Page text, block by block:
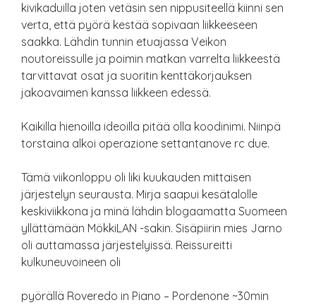
kivikaduilla joten vetäsin sen nippusiteellä kiinni sen
verta, että pyörä kestää sopivaan liikkeeseen
saakka. Lähdin tunnin etuajassa Veikon
noutoreissulle ja poimin matkan varrelta liikkeestä
tarvittavat osat ja suoritin kenttäkorjauksen
jakoavaimen kanssa liikkeen edessä.
Kaikilla hienoilla ideoilla pitää olla koodinimi. Niinpä
torstaina alkoi operazione settantanove rc due.
Tämä viikonloppu oli liki kuukauden mittaisen
järjestelyn seurausta. Mirja saapui kesätalolle
keskiviikkona ja minä lähdin blogaamatta Suomeen
yllättämään MökkiLAN -sakin. Sisäpiirin mies Jarno
oli auttamassa järjestelyissä. Reissureitti
kulkuneuvoineen oli
pyörällä Roveredo in Piano – Pordenone ~30min